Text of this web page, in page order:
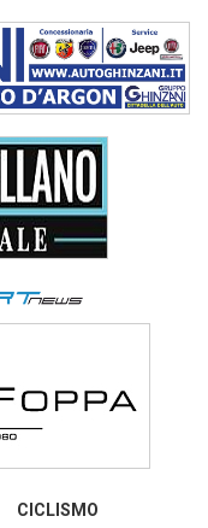
CICLISMO